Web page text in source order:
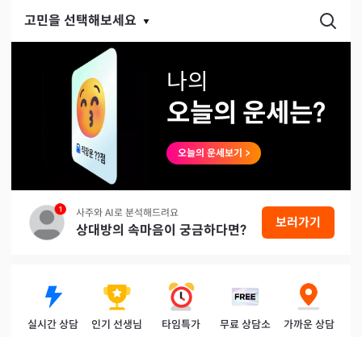
고민을 선택해보세요
나의
오늘의 운세는?
오늘의 운세보기 >
사주와 AI로 분석해드려요
상대방의 속마음이 궁금하다면? 보러가기
실시간 상담 인기 선생님 타임특가 무료 상담소 가까운 상담